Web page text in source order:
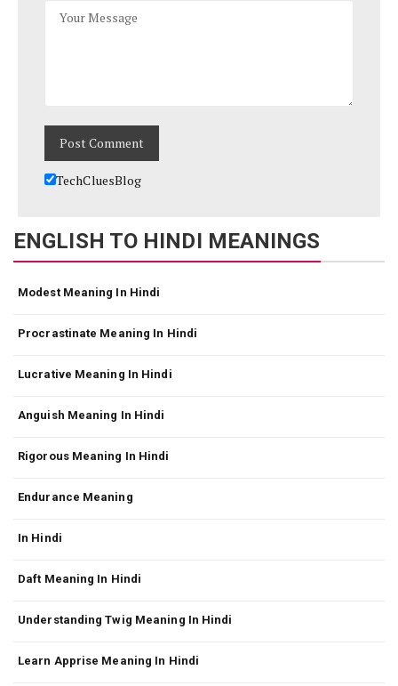
TechCluesBlog
ENGLISH TO HINDI MEANINGS
Modest Meaning In Hindi
Procrastinate Meaning In Hindi
Lucrative Meaning In Hindi
Anguish Meaning In Hindi
Rigorous Meaning In Hindi
Endurance Meaning
In Hindi
Daft Meaning In Hindi
Understanding Twig Meaning In Hindi
Learn Apprise Meaning In Hindi